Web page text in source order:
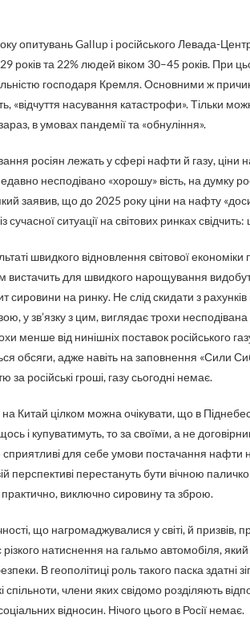
опитувань Gallup і російського Левада-
років та 22% людей віком 30–45 років. При
господаря Кремля. Основними ж
«відчуття насування катастрофи». Тільки
в умовах пандемії та «обнуління».
росіян лежать у сфері нафти й газу, ціни
несподівано «хорошу» вість, на думку
заявив, що до 2025 року ціни на нафту
ситуації на світових ринках
швидкого відновлення світової економіки
вистачить для швидкого нарощування
на ринку. Не слід скидати з
у зв’язку з цим, виглядає трохи
менше від нинішніх поставок російського
обсяги, адже навіть на заповнення «Сили
за російські гроші, газу сьогодні немає.
на Китай цілком можна очікувати, що в
і купуватимуть, то за своїми, а не
для себе умови постачання
перспективі перестануть бути вічною
виключно сировину та зброю.
що нагромаджувалися у світі, й призвів,
натиснення на гальмо автомобіля,
В геополітиці роль такого паска здатні
члени яких свідомо розділяють
відносин. Нічого цього в Росії немає.